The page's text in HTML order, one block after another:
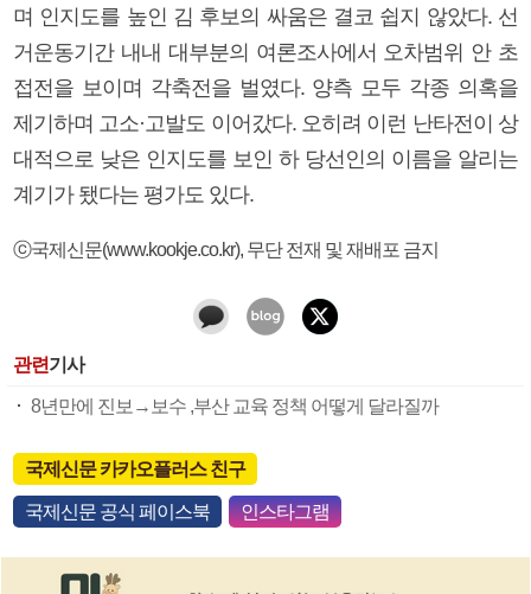
며 인지도를 높인 김 후보의 싸움은 결코 쉽지 않았다. 선
거운동기간 내내 대부분의 여론조사에서 오차범위 안 초
접전을 보이며 각축전을 벌였다. 양측 모두 각종 의혹을
제기하며 고소·고발도 이어갔다. 오히려 이런 난타전이 상
대적으로 낮은 인지도를 보인 하 당선인의 이름을 알리는
계기가 됐다는 평가도 있다.
ⓒ국제신문(www.kookje.co.kr), 무단 전재 및 재배포 금지
관련기사
8년만에 진보→보수 ,부산 교육 정책 어떻게 달라질까
국제신문 카카오플러스 친구
국제신문 공식 페이스북 인스타그램